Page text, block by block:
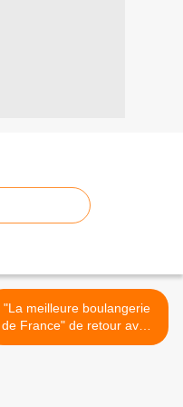
"La meilleure boulangerie
de France" de retour avec
une nouvelle saison dès le